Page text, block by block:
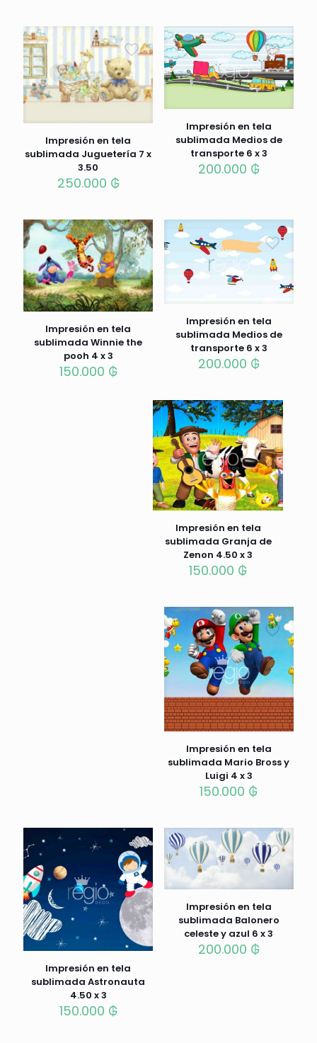
Impresión en tela
sublimada Juguetería 7 x
3.50
250.000 ₲
Impresión en tela
sublimada Medios de
transporte 6 x 3
200.000 ₲
Impresión en tela
sublimada Winnie the
pooh 4 x 3
150.000 ₲
Impresión en tela
sublimada Medios de
transporte 6 x 3
200.000 ₲
Impresión en tela
sublimada Granja de
Zenon 4.50 x 3
150.000 ₲
Impresión en tela
sublimada Mario Bross y
Luigi 4 x 3
150.000 ₲
Impresión en tela
sublimada Astronauta
4.50 x 3
150.000 ₲
Impresión en tela
sublimada Balonero
celeste y azul 6 x 3
200.000 ₲